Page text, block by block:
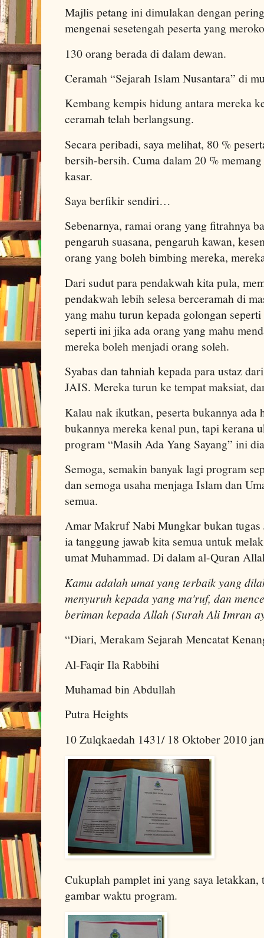
Majlis petang ini dimulakan dengan
mengenai sesetengah peserta yang
130 orang berada di dalam dewan.
Ceramah “Sejarah Islam Nusantara” di
Kembang kempis hidung antara mereka
ceramah telah berlangsung.
Secara peribadi, saya melihat, 80 %
bersih-bersih. Cuma dalam 20 %
kasar.
Saya berfikir sendiri…
Sebenarnya, ramai orang yang fitrahnya
pengaruh suasana, pengaruh kawan,
orang yang boleh bimbing mereka,
Dari sudut para pendakwah kita pula,
pendakwah lebih selesa berceramah di
yang mahu turun kepada golongan
seperti ini jika ada orang yang mahu
mereka boleh menjadi orang soleh.
Syabas dan tahniah kepada para ustaz
JAIS. Mereka turun ke tempat maksiat,
Kalau nak ikutkan, peserta bukannya ada
bukannya mereka kenal pun, tapi kerana
program “Masih Ada Yang Sayang” ini
Semoga, semakin banyak lagi program
dan semoga usaha menjaga Islam dan
semua.
Amar Makruf Nabi Mungkar bukan tugas
ia tanggung jawab kita semua untuk
umat Muhammad. Di dalam al-Quran
Kamu adalah umat yang terbaik yang
menyuruh kepada yang ma'ruf, dan
beriman kepada Allah (Surah Ali Imran
“Diari, Merakam Sejarah Mencatat
Al-Faqir Ila Rabbihi
Muhamad bin Abdullah
Putra Heights
10 Zulqkaedah 1431/ 18 Oktober 2010
Cukuplah pamplet ini yang saya
gambar waktu program.